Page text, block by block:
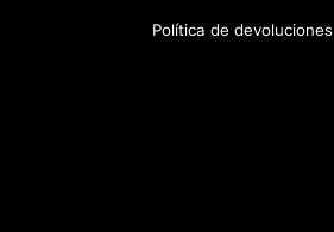
Política de devoluciones